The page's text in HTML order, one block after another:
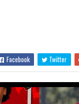
Facebook Twitter